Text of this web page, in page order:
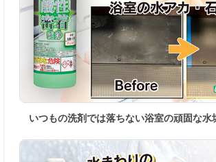
いつもの洗剤では落ちない浴室の頑固な水